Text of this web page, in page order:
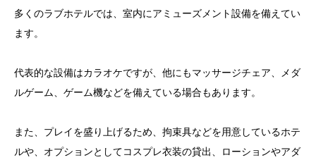
多くのラブホテルでは、室内にアミューズメント設備を備えてい
ます。
代表的な設備はカラオケですが、他にもマッサージチェア、メダ
ルゲーム、ゲーム機などを備えている場合もあります。
また、プレイを盛り上げるため、拘束具などを用意しているホテ
ルや、オプションとしてコスプレ衣装の貸出、ローションやアダ